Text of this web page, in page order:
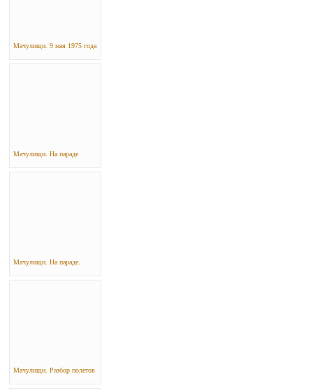
Мачулищи. 9 мая 1975 года
Мачулищи. На параде
Мачулищи. На параде.
Мачулищи. Разбор полетов